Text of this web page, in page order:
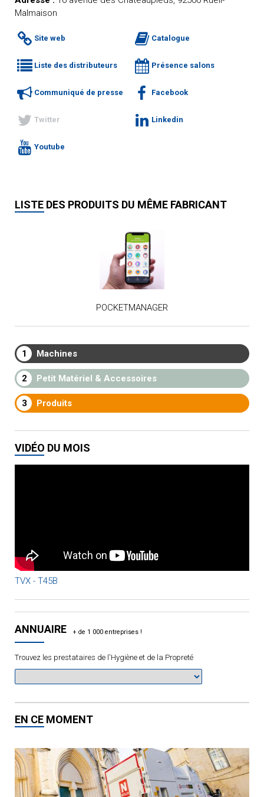
Malmaison
Site web Catalogue
Liste des distributeurs Présence salons
Communiqué de presse Facebook
Twitter Linkedin
Youtube
LISTE DES PRODUITS DU MÊME FABRICANT
POCKETMANAGER
1 Machines
2 Petit Matériel & Accessoires
3 Produits
VIDÉO DU MOIS
TVX - T45B
ANNUAIRE
Trouvez les prestataires de l'Hygiène et de la Propreté
EN CE MOMENT